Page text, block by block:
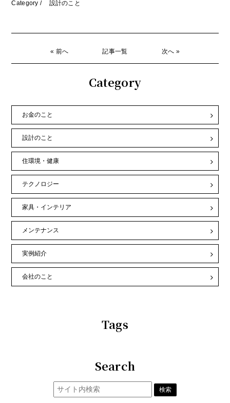
Category / 設計のこと
« 前へ 記事一覧 次へ »
Category
お金のこと
設計のこと
住環境・健康
テクノロジー
家具・インテリア
メンテナンス
実例紹介
会社のこと
Tags
Search